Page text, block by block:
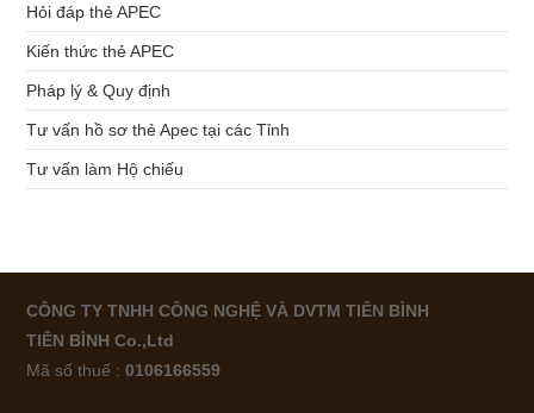
Hỏi đáp thẻ APEC
Kiến thức thẻ APEC
Pháp lý & Quy định
Tư vấn hồ sơ thẻ Apec tại các Tỉnh
Tư vấn làm Hộ chiếu
CÔNG TY TNHH CÔNG NGHỆ VÀ DVTM TIÊN BÌNH
TIÊN BÌNH Co.,Ltd
Mã số thuế :0106166559